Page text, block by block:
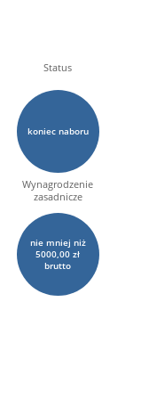
Status
koniec naboru
Wynagrodzenie
zasadnicze
nie mniej niż
5000,00 zł
brutto